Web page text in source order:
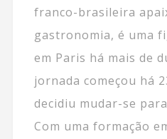
franco-brasileira
gastronomia, é uma
em Paris há mais de
jornada começou há
decidiu mudar-se
Com uma formação